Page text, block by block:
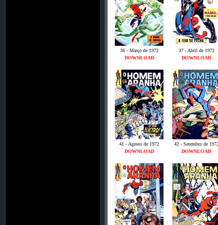
36 - Março de 1972
37 - Abril de 1972
DOWNLOAD
DOWNLOAD
41 - Agosto de 1972
42 - Setembro de
DOWNLOAD
DOWNLOAD